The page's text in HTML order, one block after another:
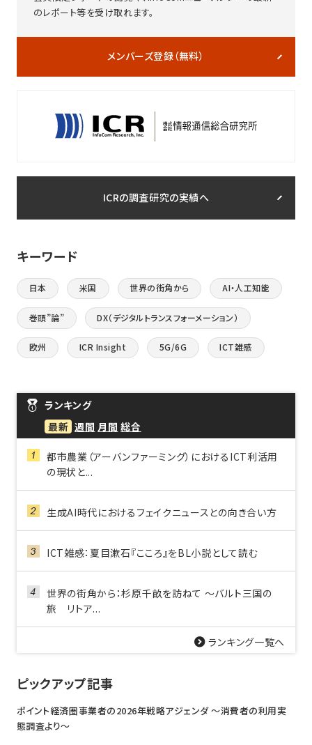
のレポート等を受け取れます。
メンバーズ登録（無料）
ICRの調査研究の実績へ
キーワード
日本 米国 世界の街角から AI・人工知能
巻頭”論” DX（デジタルトランスフォーメーション）
欧州 ICR Insight 5G/6G ICT雑感
ランキング
最新 週間 月間 総合
都市農業（アーバンファーミング）におけるICT利活用
の現状と...
生成AI時代におけるフェイクニュースとの向き合い方
ICT雑感：夏目漱石『こころ』をBL小説として読む
世界の街角から：杉原千畝を訪ねて ～バルト三国の
旅 リトア...
ランキング一覧へ
ピックアップ記事
ポイント経済圏事業者の2026年戦略アジェンダ 〜消費者の利用実
態調査より〜